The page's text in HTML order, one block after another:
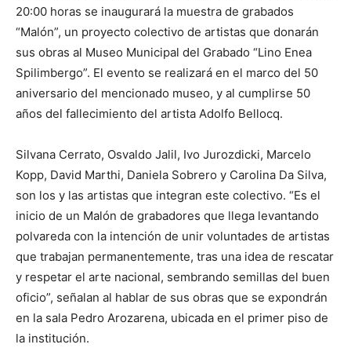
20:00 horas se inaugurará la muestra de grabados
“Malón”, un proyecto colectivo de artistas que donarán
sus obras al Museo Municipal del Grabado “Lino Enea
Spilimbergo”. El evento se realizará en el marco del 50
aniversario del mencionado museo, y al cumplirse 50
años del fallecimiento del artista Adolfo Bellocq.
Silvana Cerrato, Osvaldo Jalil, Ivo Jurozdicki, Marcelo
Kopp, David Marthi, Daniela Sobrero y Carolina Da Silva,
son los y las artistas que integran este colectivo. “Es el
inicio de un Malón de grabadores que llega levantando
polvareda con la intención de unir voluntades de artistas
que trabajan permanentemente, tras una idea de rescatar
y respetar el arte nacional, sembrando semillas del buen
oficio”, señalan al hablar de sus obras que se expondrán
en la sala Pedro Arozarena, ubicada en el primer piso de
la institución.